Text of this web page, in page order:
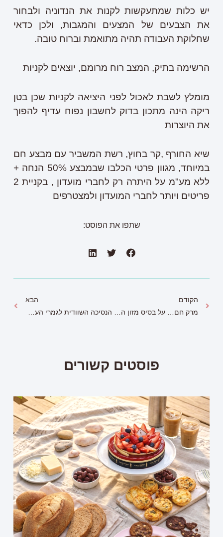
יש כלות שמתעקשות לקנות את הנדוניה ולבחור
את הצבעים של המצעים והמגבות, ולכן כדאי
שחלוקת העבודה תהיה מתואמת וברוח טובה.
הרשימה בתיק, המצב רוח מרומם, יוצאים לקניות
מומלץ לשבת לאכול לפני היציאה לקניות שכן בטן
ריקה הינה מתכון בדוק לחשבון נפוח עדיף להפוך
את היוצרות
שיא החורף ,קר בחוץ, רשת המשביר עם מבצע חם
במיוחד, מגוון פרטי הכלבו שבמבצע 50% הנחה +
ללא מע"מ על היתרה רק לחברי מועדון , בקניית 2
פריטים ויותר לחברי המועדון ולמצטרפים
שתפו את הפוסט:
הקודם הבא
פוסטים קשורים